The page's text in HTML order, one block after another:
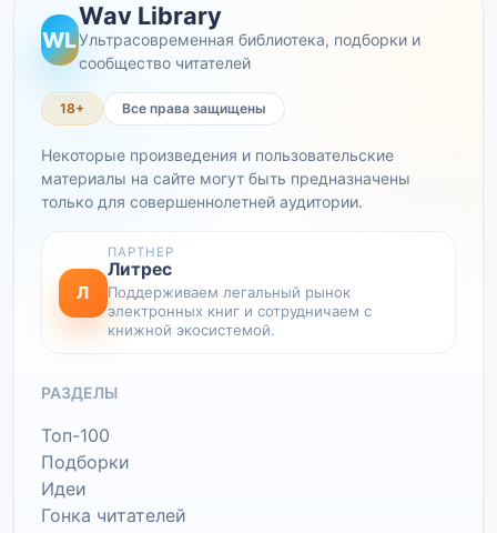
WL
Wav Library
Ультрасовременная библиотека, подборки и
сообщество читателей
18+ Все права защищены
Некоторые произведения и пользовательские
материалы на сайте могут быть предназначены
только для совершеннолетней аудитории.
Л
ПАРТНЕР
Литрес
Поддерживаем легальный рынок
электронных книг и сотрудничаем с
книжной экосистемой.
РАЗДЕЛЫ
Топ-100
Подборки
Идеи
Гонка читателей